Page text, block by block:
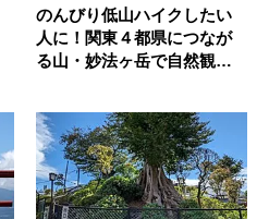
のんびり低山ハイクしたい
人に！関東４都県につなが
る山・妙法ヶ岳で自然観察